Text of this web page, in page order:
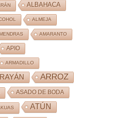
ALBAHACA
ALMEJA
AMARANTO
APIO
ARMADILLO
ARROZ
ASADO DE BODA
ATÚN